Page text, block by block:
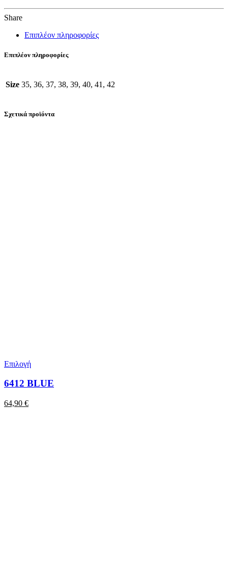
Share
Επιπλέον πληροφορίες
Επιπλέον πληροφορίες
Size 35, 36, 37, 38, 39, 40, 41, 42
Σχετικά προϊόντα
Επιλογή
6412 BLUE
64,90 €